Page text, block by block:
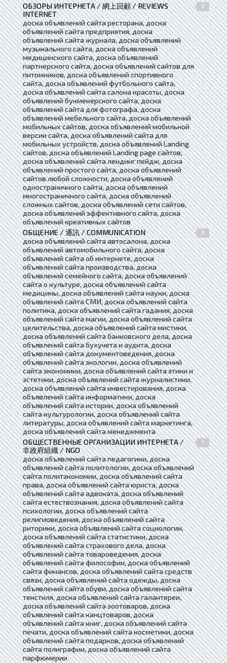
ОБЗОРЫ ИНТЕРНЕТА / 網上回顧 / REVIEWS
INTERNET
2
доска объявлений сайта ресторана, доска
объявлений сайта предприятия, доска
объявлений сайта журнала, доска объявлений
музыкального сайта, доска объявлений
медицинского сайта, доска объявлений
партнерского сайта, доска объявлений сайтов для
питомников, доска объявлений спортивного
сайта, доска объявлений футбольного сайта,
доска объявлений сайта салона красоты, доска
объявлений букмекерского сайта, доска
объявлений сайта для фотографа, доска
объявлений мебельного сайта, доска объявлений
мобильных сайтов, доска объявлений мобильной
версии сайта, доска объявлений сайта для
мобильных устройств, доска объявлений Landing
сайтов, доска объявлений Landing page сайтов,
доска объявлений сайта лендинг пейдж, доска
объявлений простого сайта, доска объявлений
сайтов любой сложности, доска объявлений
одностраничного сайта, доска объявлений
многостраничного сайта, доска объявлений
сложных сайтов, доска объявлений сети сайтов,
доска объявлений эффективного сайта, доска
объявлений креативных сайтов
ОБЩЕНИЕ / 通訊 / COMMUNICATION
0
доска объявлений сайта автосалона, доска
объявлений автомобильного сайта, доска
объявлений сайта об интернете, доска
объявлений сайта производства, доска
объявлений семейного сайта, доска объявлений
сайта о культуре, доска объявлений сайта
медицины, доска объявлений сайта науки, доска
объявлений сайта СМИ, доска объявлений сайта
политика, доска объявлений сайта гадания, доска
объявлений сайта магии, доска объявлений сайта
целительства, доска объявлений сайта мистики,
доска объявлений сайта банковского дела, доска
объявлений сайта бухучета и аудита, доска
объявлений сайта документоведения, доска
объявлений сайта экологии, доска объявлений
сайта экономики, доска объявлений сайта этики и
эстетики, доска объявлений сайта журналистики,
доска объявлений сайта инвестирования, доска
объявлений сайта информатики, доска
объявлений сайта истории, доска объявлений
сайта культурологии, доска объявлений сайта
литературы, доска объявлений сайта маркетинга,
доска объявлений сайта менеджмента
ОБЩЕСТВЕННЫЕ ОРГАНИЗАЦИИ ИНТЕРНЕТА /
非政府組織 / NGO
1
доска объявлений сайта педагогики, доска
объявлений сайта политологии, доска объявлений
сайта политэкономии, доска объявлений сайта
права, доска объявлений сайта юриста, доска
объявлений сайта адвоката, доска объявлений
сайта естествознания, доска объявлений сайта
психологии, доска объявлений сайта
религиоведения, доска объявлений сайта
риторики, доска объявлений сайта социологии,
доска объявлений сайта статистики, доска
объявлений сайта страхового дела, доска
объявлений сайта товароведения, доска
объявлений сайта философии, доска объявлений
сайта финансов, доска объявлений сайта средств
связи, доска объявлений сайта одежды, доска
объявлений сайта обуви, доска объявлений сайта
текстиля, доска объявлений сайта галантереи,
доска объявлений сайта зоотоваров, доска
объявлений сайта канцтоваров, доска
объявлений сайта книг, доска объявлений сайта
печати, доска объявлений сайта косметики, доска
объявлений сайта подарков, доска объявлений
сайта полиграфии, доска объявлений сайта
парфюмерии